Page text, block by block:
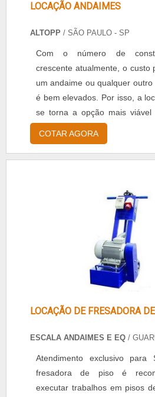
LOCAÇÃO ANDAIMES
ALTOPP / SÃO PAULO - SP
Com o número de
crescente atualmente, o custo
um andaime ou qualquer outro
é bem elevados. Por isso, a
se torna a opção mais viável
Geralmente com o valor
condições de uso iguais para
locação: - Atende a todo tipo de
COTAR AGORA
LOCAÇÃO DE FRESADORA
ESCALA ANDAIMES E EQ /
Atendimento exclusivo para
fresadora de piso é
executar trabalhos em pisos